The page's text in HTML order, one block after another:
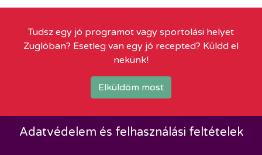
Tudsz egy jó programot vagy sportolási helyet
Zuglóban? Esetleg van egy jó recepted? Küldd el
nekünk!
Elküldöm most
Adatvédelem és felhasználási feltételek